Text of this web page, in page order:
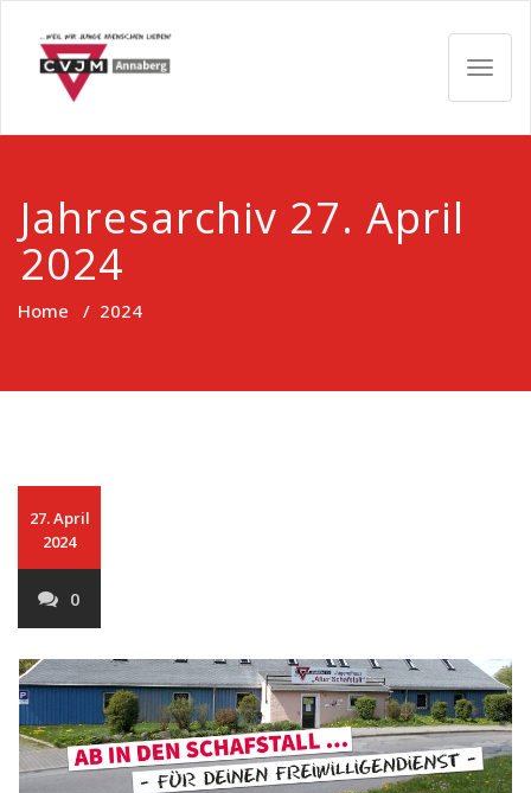
content
e.V.
Jahresarchiv 27. April
2024
Home / 2024
27. April
2024
0